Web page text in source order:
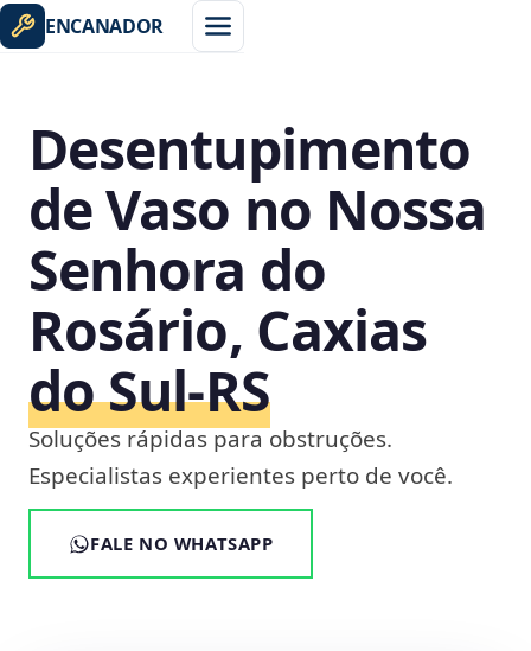
ENCANADOR
Desentupimento
de Vaso no Nossa
Senhora do
Rosário, Caxias
do Sul‑RS
Soluções rápidas para obstruções.
Especialistas experientes perto de você.
FALE NO WHATSAPP